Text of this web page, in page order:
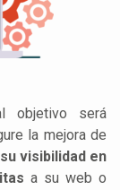
objetivo será
la mejora de
visibilidad en
a su web o